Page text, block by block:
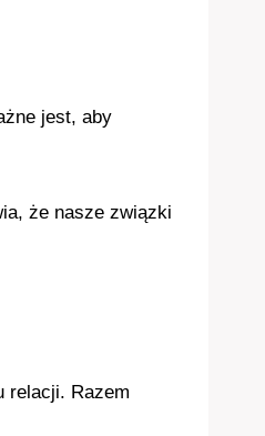
jest, aby
że nasze związki
relacji. Razem